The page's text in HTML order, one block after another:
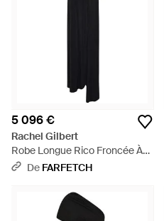
5 096 €
Rachel Gilbert
Robe Longue Rico Froncée À
Ornements - Noir
De FARFETCH